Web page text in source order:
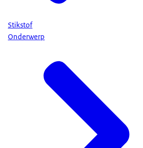
Stikstof
Onderwerp